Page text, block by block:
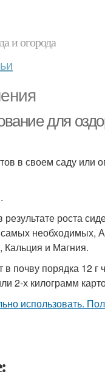
и огорода
для
в своем саду или
роста
необходимых,
и Магния.
почву порядка 12 г
2-х килограмм